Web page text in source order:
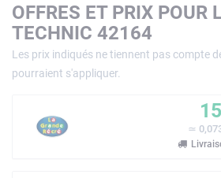
OFFRES ET PRIX POUR
TECHNIC 42164
Les prix indiqués ne tiennent pas compte
pourraient s'appliquer.
≃